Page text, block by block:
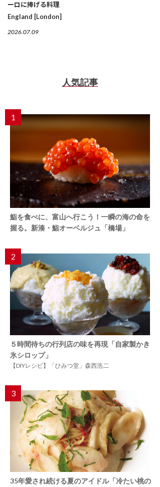
ーロに捧げる料理
England [London]
2026.07.09
人気記事
1
鮨を食べに、富山へ行こう！一瞬の海の命を
握る。新湊・鮨オーベルジュ「橋場」
2
５時間待ちの行列店の味を再現「自家製かき
氷シロップ」
【DIYレシピ】「ひみつ堂」森西浩二
3
35年愛され続ける夏のアイドル「冷たい桃の